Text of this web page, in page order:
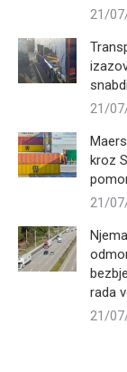
21/
21/
kroz
21/
rada
21/